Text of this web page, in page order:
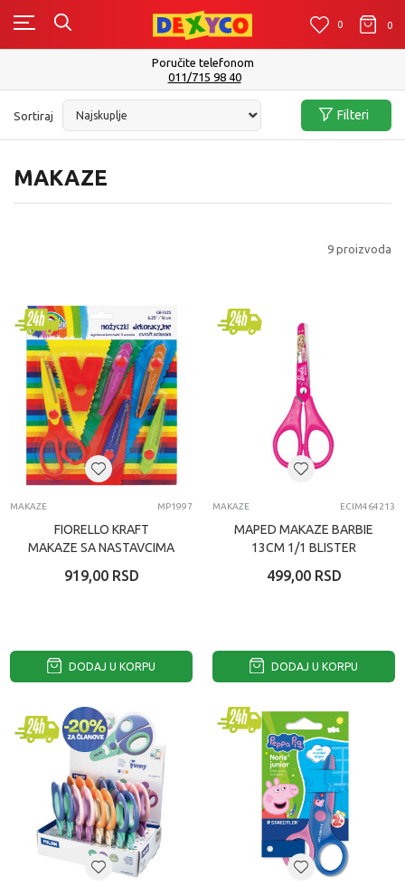
0 0 0
Poručite telefonom
011/715 98 40
MAKAZE
Sortiraj Filteri
9 proizvoda
MAKAZE MP1997
FIORELLO KRAFT
MAKAZE SA NASTAVCIMA
919,00 RSD
DODAJ U KORPU
MAKAZE ECIM464213
MAPED MAKAZE BARBIE
13CM 1/1 BLISTER
499,00 RSD
DODAJ U KORPU